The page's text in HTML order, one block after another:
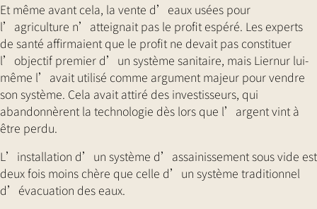
Et même avant cela, la vente d’eaux usées pour
l’agriculture n’atteignait pas le profit espéré. Les experts
de santé affirmaient que le profit ne devait pas constituer
l’objectif premier d’un système sanitaire, mais Liernur lui-
même l’avait utilisé comme argument majeur pour vendre
son système. Cela avait attiré des investisseurs, qui
abandonnèrent la technologie dès lors que l’argent vint à
être perdu.
L’installation d’un système d’assainissement sous vide est
deux fois moins chère que celle d’un système traditionnel
d’évacuation des eaux.